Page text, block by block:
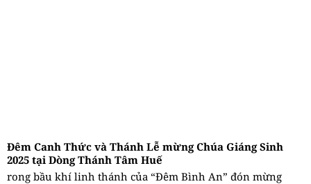
Đêm Canh Thức và Thánh Lễ mừng Chúa Giáng Sinh
2025 tại Dòng Thánh Tâm Huế
rong bầu khí linh thánh của “Đêm Bình An” đón mừng